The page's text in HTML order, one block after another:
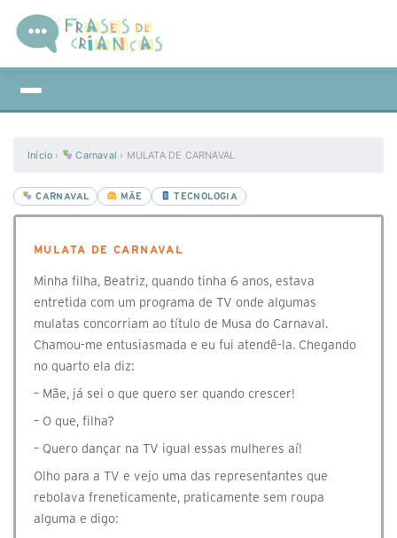
Início › Carnaval › MULATA DE CARNAVAL
CARNAVAL MÃE TECNOLOGIA
MULATA DE CARNAVAL
Minha filha, Beatriz, quando tinha 6 anos, estava
entretida com um programa de TV onde algumas
mulatas concorriam ao título de Musa do Carnaval.
Chamou-me entusiasmada e eu fui atendê-la. Chegando
no quarto ela diz:
– Mãe, já sei o que quero ser quando crescer!
– O que, filha?
– Quero dançar na TV igual essas mulheres aí!
Olho para a TV e vejo uma das representantes que
rebolava freneticamente, praticamente sem roupa
alguma e digo: